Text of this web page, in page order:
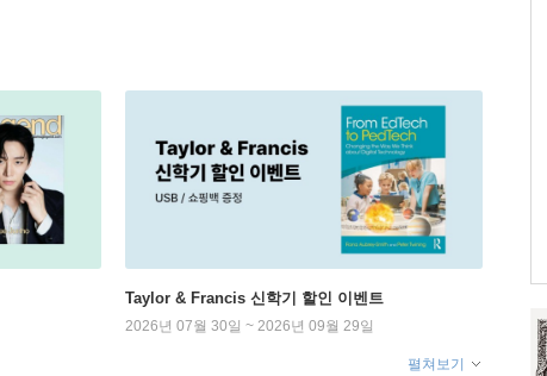
Taylor & Francis 신학기 할인 이벤트
2026년 07월 30일 ~ 2026년 09월 29일
펼쳐보기